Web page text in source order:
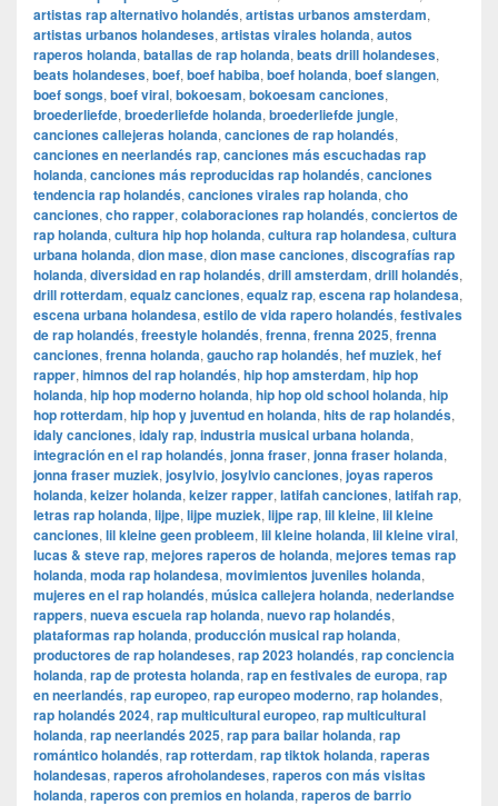
artistas rap alternativo holandés, artistas urbanos amsterdam,
artistas urbanos holandeses, artistas virales holanda, autos
raperos holanda, batallas de rap holanda, beats drill holandeses,
beats holandeses, boef, boef habiba, boef holanda, boef slangen,
boef songs, boef viral, bokoesam, bokoesam canciones,
broederliefde, broederliefde holanda, broederliefde jungle,
canciones callejeras holanda, canciones de rap holandés,
canciones en neerlandés rap, canciones más escuchadas rap
holanda, canciones más reproducidas rap holandés, canciones
tendencia rap holandés, canciones virales rap holanda, cho
canciones, cho rapper, colaboraciones rap holandés, conciertos de
rap holanda, cultura hip hop holanda, cultura rap holandesa, cultura
urbana holanda, dion mase, dion mase canciones, discografías rap
holanda, diversidad en rap holandés, drill amsterdam, drill holandés,
drill rotterdam, equalz canciones, equalz rap, escena rap holandesa,
escena urbana holandesa, estilo de vida rapero holandés, festivales
de rap holandés, freestyle holandés, frenna, frenna 2025, frenna
canciones, frenna holanda, gaucho rap holandés, hef muziek, hef
rapper, himnos del rap holandés, hip hop amsterdam, hip hop
holanda, hip hop moderno holanda, hip hop old school holanda, hip
hop rotterdam, hip hop y juventud en holanda, hits de rap holandés,
idaly canciones, idaly rap, industria musical urbana holanda,
integración en el rap holandés, jonna fraser, jonna fraser holanda,
jonna fraser muziek, josylvio, josylvio canciones, joyas raperos
holanda, keizer holanda, keizer rapper, latifah canciones, latifah rap,
letras rap holanda, lijpe, lijpe muziek, lijpe rap, lil kleine, lil kleine
canciones, lil kleine geen probleem, lil kleine holanda, lil kleine viral,
lucas & steve rap, mejores raperos de holanda, mejores temas rap
holanda, moda rap holandesa, movimientos juveniles holanda,
mujeres en el rap holandés, música callejera holanda, nederlandse
rappers, nueva escuela rap holanda, nuevo rap holandés,
plataformas rap holanda, producción musical rap holanda,
productores de rap holandeses, rap 2023 holandés, rap conciencia
holanda, rap de protesta holanda, rap en festivales de europa, rap
en neerlandés, rap europeo, rap europeo moderno, rap holandes,
rap holandés 2024, rap multicultural europeo, rap multicultural
holanda, rap neerlandés 2025, rap para bailar holanda, rap
romántico holandés, rap rotterdam, rap tiktok holanda, raperas
holandesas, raperos afroholandeses, raperos con más visitas
holanda, raperos con premios en holanda, raperos de barrio